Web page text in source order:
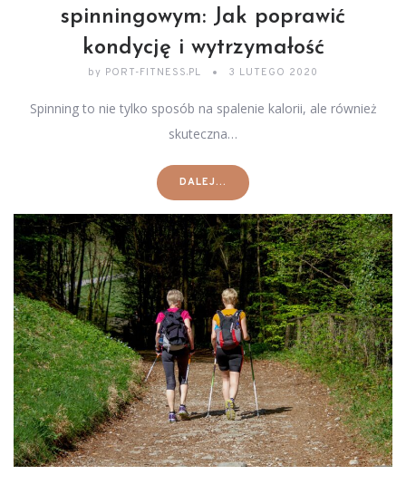
spinningowym: Jak poprawić
kondycję i wytrzymałość
by PORT-FITNESS.PL 3 LUTEGO 2020
Spinning to nie tylko sposób na spalenie kalorii, ale również
skuteczna…
DALEJ...